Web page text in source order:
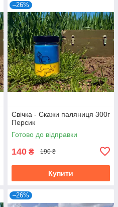
–26%
Свічка - Скажи паляниця 300г
Персик
Готово до відправки
140 ₴ 190 ₴
Купити
–26%